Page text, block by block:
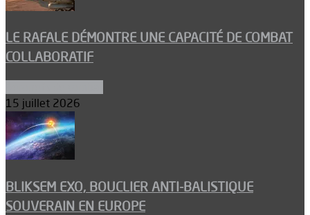
LE RAFALE DÉMONTRE UNE CAPACITÉ DE COMBAT
COLLABORATIF
15 juillet 2026
BLIKSEM EXO, BOUCLIER ANTI-BALISTIQUE
SOUVERAIN EN EUROPE